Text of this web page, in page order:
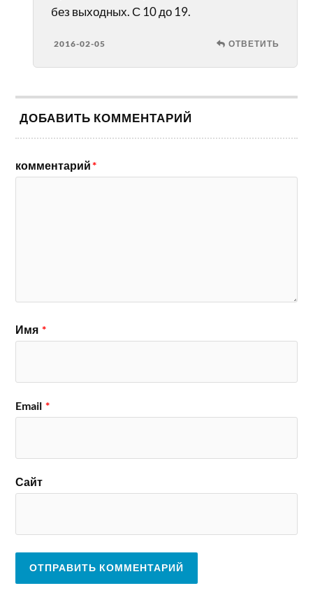
без выходных. С 10 до 19.
2016-02-05 ОТВЕТИТЬ
ДОБАВИТЬ КОММЕНТАРИЙ
комментарий*
Имя *
Email *
Сайт